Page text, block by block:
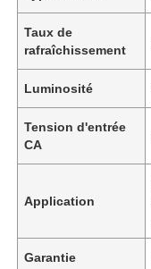
Taux de
rafraîchissement
Luminosité
Tension d'entrée
CA
Application
Garantie